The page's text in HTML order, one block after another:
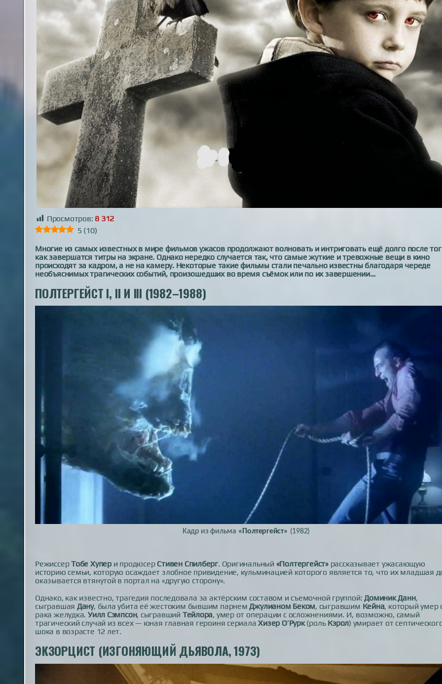
Просмотров: 8 312
5 (10)
Многие из самых известных в мире фильмов ужасов продолжают волновать и интриговать ещё долго после
как завершатся титры на экране. Однако нередко случается так, что самые жуткие и тревожные вещи в кино
происходят за кадром, а не на камеру. Некоторые такие фильмы стали печально известны благодаря череде
необъяснимых трагических событий, произошедших во время съёмок или по их завершении…
ПОЛТЕРГЕЙСТ I, II И III (1982–1988)
Кадр из фильма «Полтергейст» (1982)
РежиссерТобе Хупери продюсер Стивен Спилберг. Оригинальный «Полтергейст»рассказывает ужасающую
историю семьи, которую осаждает злобное привидение, кульминацией которого является то, что их младшая
оказывается втянутой в портал на «другую сторону».
Однако, как известно, трагедия последовала за актёрским составом и съемочной группой:Доминик Данн,
сыгравшая Дану, была убита её жестоким бывшим парнемДжулианом Беком, сыгравшим Кейна, который умер
рака желудка. Уилл Сэмпсон, сыгравший Тейлора, умер от операции с осложнениями. И, возможно, самый
трагический случай из всех — юная главная героиня сериалаХизер О’Рурк(роль Кэрол) умирает от
шока в возрасте 12 лет.
ЭКЗОРЦИСТ (ИЗГОНЯЮЩИЙ ДЬЯВОЛА, 1973)